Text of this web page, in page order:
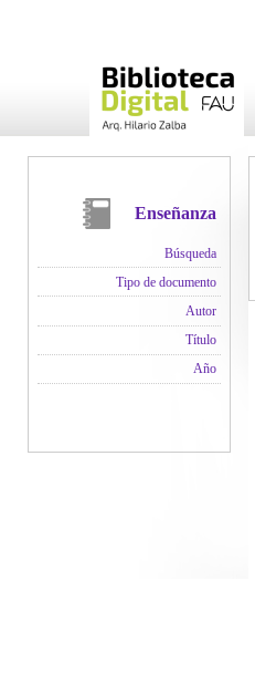
Enseñanza
Búsqueda
Tipo de documento
Autor
Título
Año